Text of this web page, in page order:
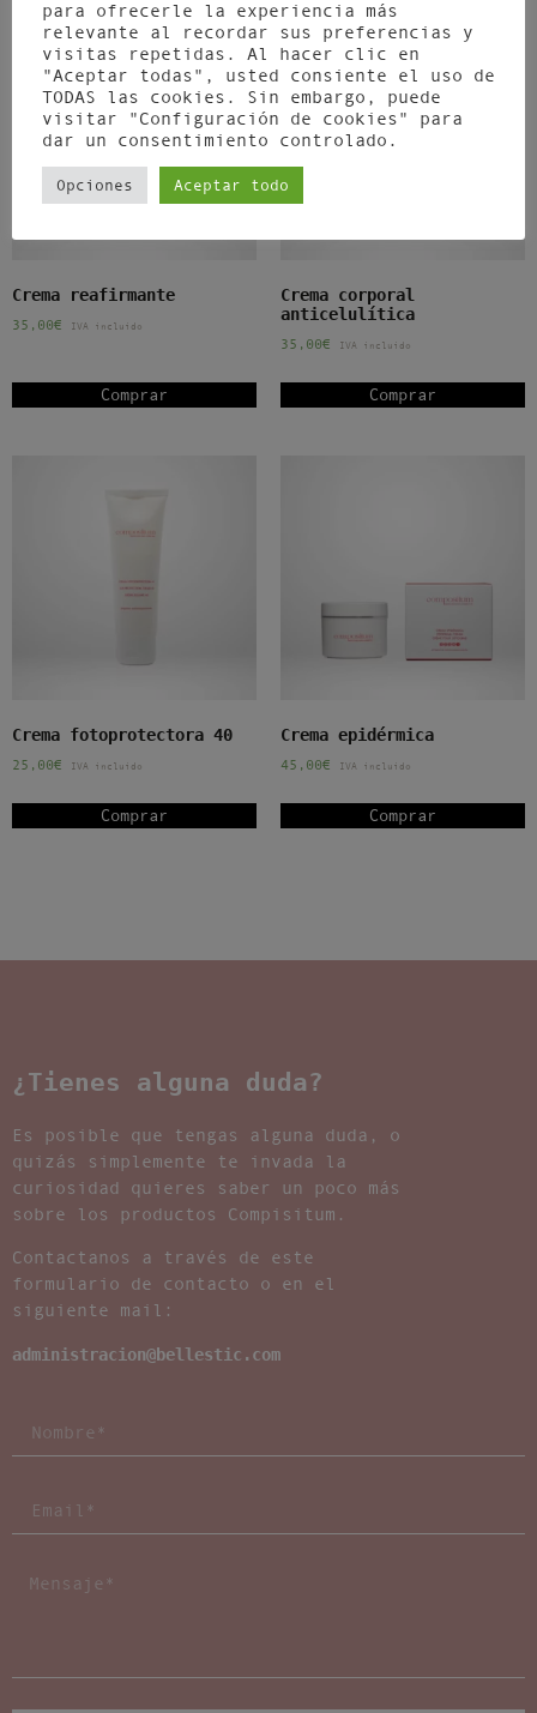
Crema reafirmante
35,00€ IVA incluido
Comprar
Crema corporal
anticelulítica
35,00€ IVA incluido
Comprar
Crema fotoprotectora 40
25,00€ IVA incluido
Comprar
Crema epidérmica
45,00€ IVA incluido
Comprar
¿Tienes alguna duda?
Es posible que tengas alguna duda, o
quizás simplemente te invada la
curiosidad quieres saber un poco más
sobre los productos Compisitum.
Contactanos a través de este
formulario de contacto o en el
siguiente mail:
administracion@bellestic.com
para ofrecerle la experiencia más
relevante al recordar sus preferencias y
visitas repetidas. Al hacer clic en
"Aceptar todas", usted consiente el uso de
TODAS las cookies. Sin embargo, puede
visitar "Configuración de cookies" para
dar un consentimiento controlado.
Opciones Aceptar todo